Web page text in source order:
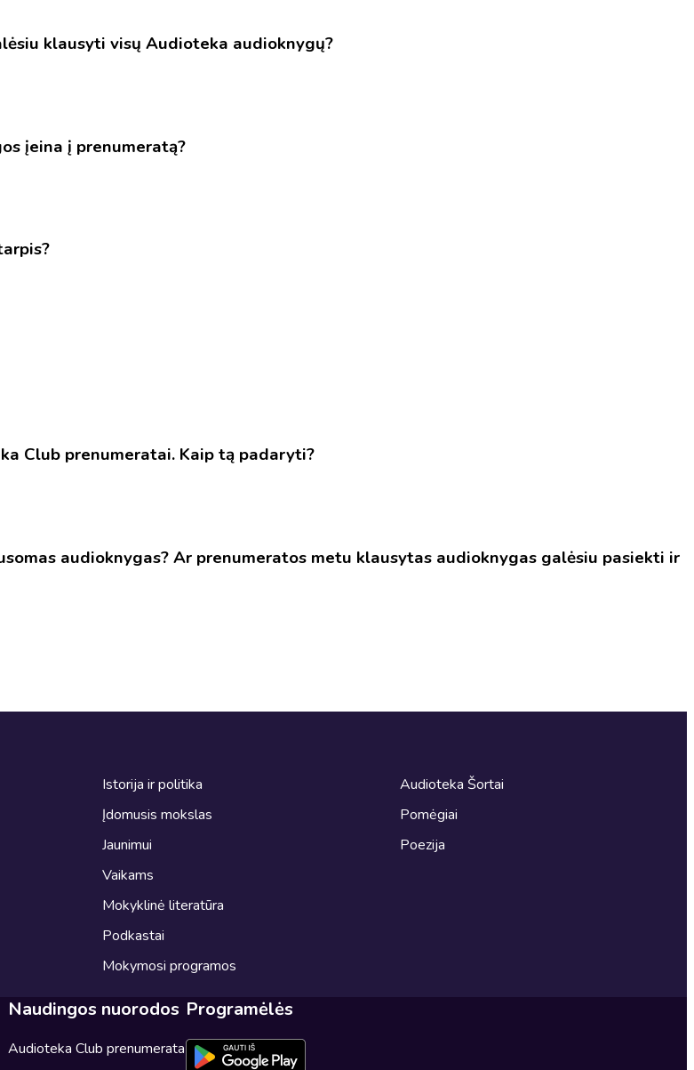
klausyti visų Audioteka audioknygų?
įeina į prenumeratą?
Club prenumeratai. Kaip tą padaryti?
audioknygas? Ar prenumeratos metu klausytas audioknygas galėsiu pasiekti ir
Istorija ir politika
Įdomusis mokslas
Jaunimui
Vaikams
Mokyklinė literatūra
Podkastai
Mokymosi programos
Audioteka Šortai
Pomėgiai
Poezija
Naudingos nuorodos
Audioteka Club prenumerata
Programėlės